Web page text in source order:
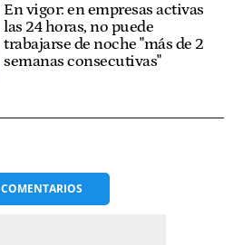
En vigor: en empresas activas
las 24 horas, no puede
trabajarse de noche "más de 2
semanas consecutivas"
COMENTARIOS